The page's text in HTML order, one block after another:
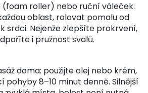
(foam roller) nebo ruční váleček:
oblast, rolovat pomalu od
srdci. Nejenže zlepšíte prokrvení,
i pružnost svalů.
doma: použijte olej nebo krém,
pohyby 8–10 minut denně. Silnější